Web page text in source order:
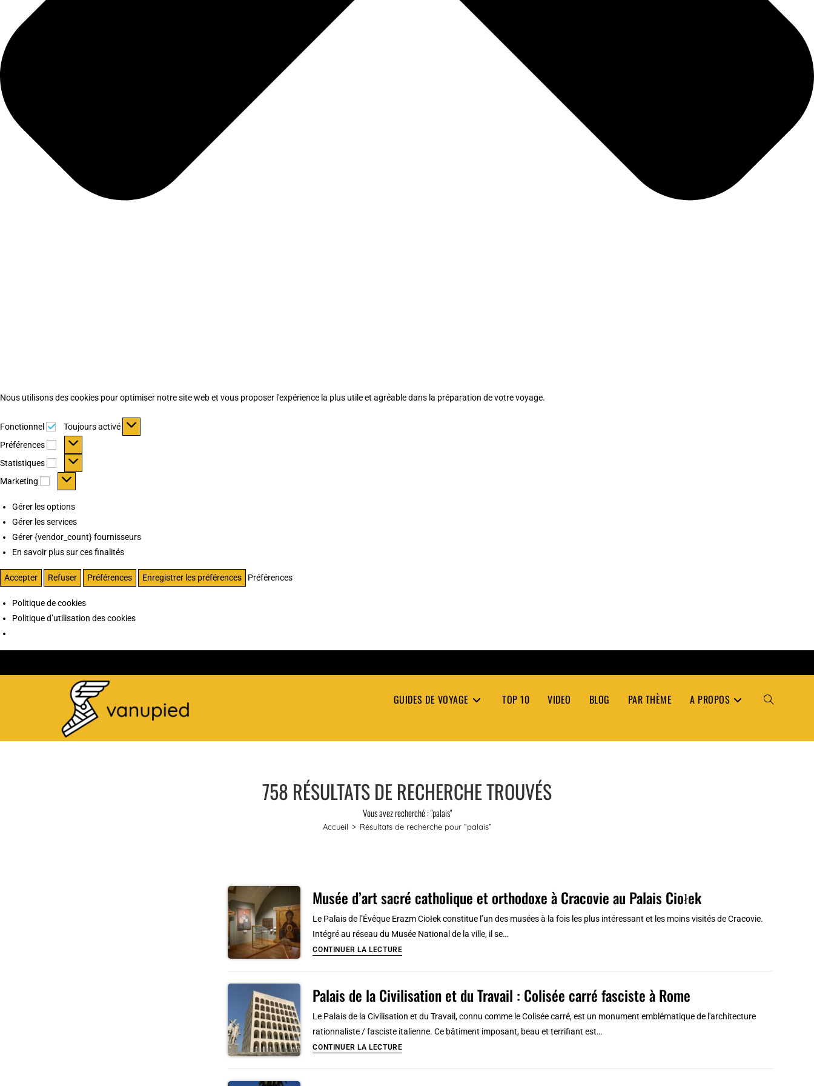
Nous utilisons des cookies pour optimiser notre site web et vous proposer l'expérience la plus utile et agréable dans la préparation de votre voyage.
Fonctionnel Fonctionnel
Toujours activé
Préférences
Préférences
Statistiques Statistiques
Marketing Marketing
Gérer les options
Gérer les services
Gérer {vendor_count} fournisseurs
En savoir plus sur ces finalités
Accepter Refuser Préférences Enregistrer les préférences Préférences
Politique de cookies
Politique d’utilisation des cookies
GUIDES DE VOYAGE TOP 10 VIDEO BLOG PAR THÈME A PROPOS TOGGLE
758 RÉSULTATS DE RECHERCHE TROUVÉS
Vous avez recherché : "palais"
Accueil > Résultats de recherche pour“palais”
Musée d’art sacré catholique et orthodoxe à Cracovie au Palais Ciołek
Le Palais de l’Évêque Erazm Ciołek constitue l’un des musées à la fois les plus intéressant et les moins visités de Cracovie.
Intégré au réseau du Musée National de la ville, il se…
CONTINUER LA LECTUREMusée
catholique
Cracovie
Palais de la Civilisation et du Travail : Colisée carré fasciste à Rome
Le Palais de la Civilisation et du Travail, connu comme le Colisée carré, est un monument emblématique de l'architecture
rationnaliste / fasciste italienne. Ce bâtiment imposant, beau et terrifiant est…
CONTINUER LA LECTUREPalais